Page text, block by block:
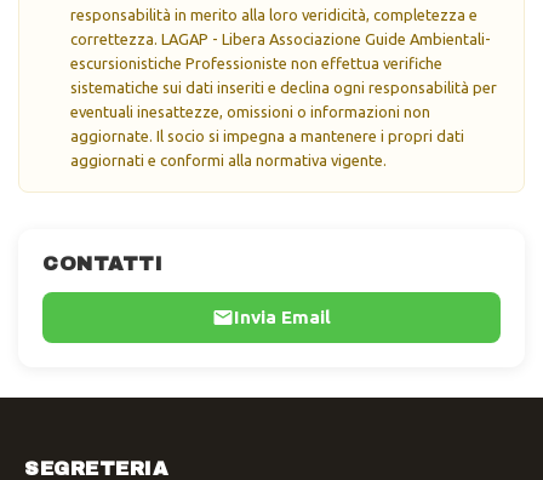
CONTATTI
Invia Email
responsabilità in merito alla loro veridicità, completezza e
correttezza. LAGAP - Libera Associazione Guide Ambientali-
escursionistiche Professioniste non effettua verifiche
sistematiche sui dati inseriti e declina ogni responsabilità per
eventuali inesattezze, omissioni o informazioni non
aggiornate. Il socio si impegna a mantenere i propri dati
aggiornati e conformi alla normativa vigente.
SEGRETERIA